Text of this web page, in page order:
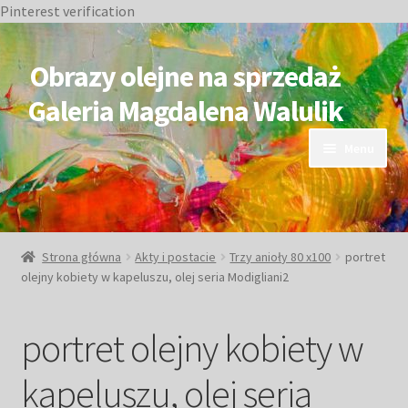
Pinterest verification
do
nawigacji
do
treści
Obrazy olejne na sprzedaż
Galeria Magdalena Walulik
OBRAZY DOSTĘPNE
Duże obrazy
Małe obrazy
Postacie
Strona główna Akty i postacie Trzy anioły 80 x100
portret
olejny kobiety w kapeluszu, olej seria Modigliani2
portret olejny kobiety w
kapeluszu, olej seria